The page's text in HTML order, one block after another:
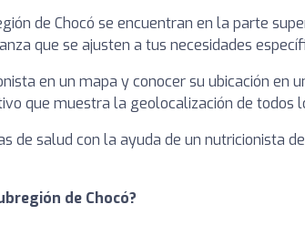
de Chocó se encuentran en la parte
que se ajusten a tus necesidades
en un mapa y conocer su ubicación
que muestra la geolocalización de todos
de salud con la ayuda de un nutricionista
de Chocó?